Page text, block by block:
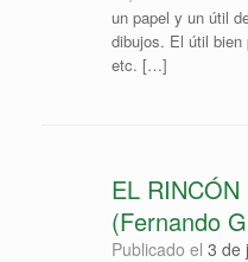
un papel y un útil
dibujos. El útil bien
etc. […]
EL
(Fernando
Publicado el 3 de